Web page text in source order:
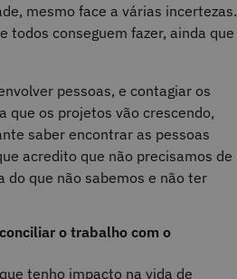
mesmo face a várias incertezas.
todos conseguem fazer, ainda que
pessoas, e contagiar os
que os projetos vão crescendo,
saber encontrar as pessoas
acredito que não precisamos de
do que não sabemos e não ter
o trabalho com o
tenho impacto na vida de